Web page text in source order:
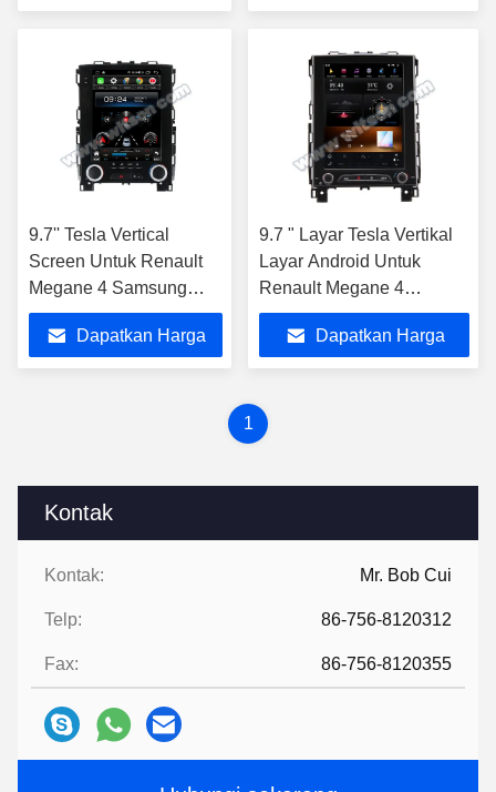
Kontak
Kontak: Mr. Bob Cui
Telp: 86-756-8120312
Fax: 86-756-8120355
Mobil Android
9.7'' Tesla Vertical
Screen Untuk Renault
Megane 4 Samsung
Koleos Talisman 2016-
2019 Car Player
Dapatkan Harga
9.7 " Layar Tesla Vertikal
Layar Android Untuk
Renault Megane 4
Samsung Koleos Talisman
2016-2019Dapatkan Harga
1